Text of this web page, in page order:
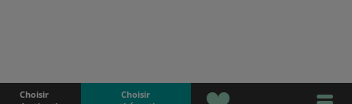
Choisir
Choisir